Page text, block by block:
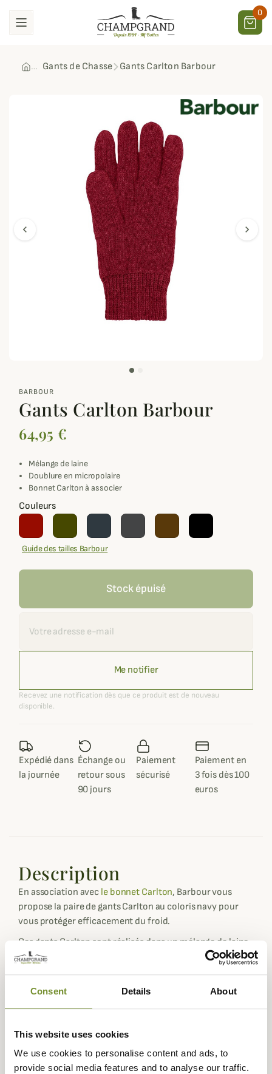
Consent Details About
This website uses cookies
We use cookies to personalise content and ads, to
provide social media features and to analyse our traffic.
0
Gants de Chasse Gants Carlton Barbour
chevron_left
zoom_out_map
chevron_right
BARBOUR
Gants Carlton Barbour
64,95 €
Mélange de laine
Doublure en micropolaire
Bonnet Carltonà associer
Couleurs
Guide des tailles Barbour
Stock épuisé
Me notifier
Recevez une notification dès que ce produit est de nouveau
disponible.
Expédié dans
la journée
Échange ou
retour sous
90 jours
Paiement
sécurisé
Paiement en
3 fois dès 100
euros
Description
En association avec le bonnet Carlton, Barbour vous
propose la paire de gants Carlton au coloris navy pour
vous protéger efficacement du froid.
Ces gants Carlton sont réalisés dans un mélange de laine
avec une doublure en micropolaire pour vous garantir
l'arrivée de l'hiver.
Une étiquette en cuir brossé est cousue au niveau du
d'élégance et d'authenticité.
Fiche technique